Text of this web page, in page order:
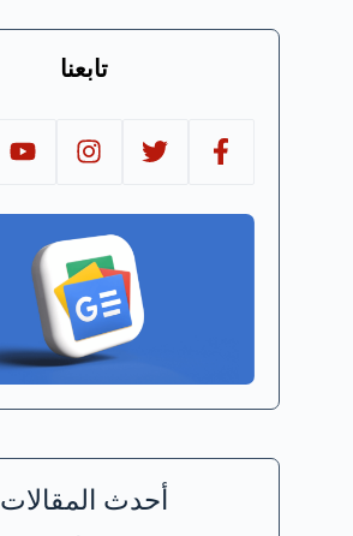
تابعنا
أحدث المقالات